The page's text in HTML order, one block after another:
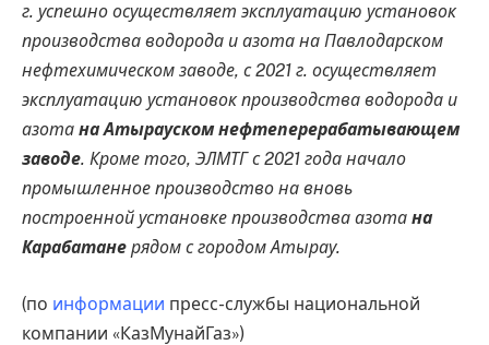
г. успешно осуществляет эксплуатацию установок
производства водорода и азота на Павлодарском
нефтехимическом заводе, с 2021 г. осуществляет
эксплуатацию установок производства водорода и
азота на Атырауском нефтеперерабатывающем
заводе. Кроме того, ЭЛМТГ с 2021 года начало
промышленное производство на вновь
построенной установке производства азота на
Карабатане рядом с городом Атырау.
(по информации пресс-службы национальной
компании «КазМунайГаз»)